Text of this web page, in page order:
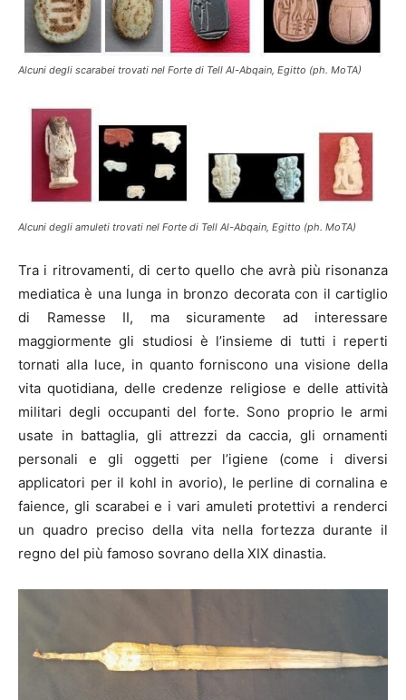
Alcuni degli scarabei trovati nel Forte di Tell Al-Abqain, Egitto (ph. MoTA)
Alcuni degli amuleti trovati nel Forte di Tell Al-Abqain, Egitto (ph. MoTA)
Tra i ritrovamenti, di certo quello che avrà più risonanza
mediatica è una lunga in bronzo decorata con il cartiglio
di Ramesse II, ma sicuramente ad interessare
maggiormente gli studiosi è l’insieme di tutti i reperti
tornati alla luce, in quanto forniscono una visione della
vita quotidiana, delle credenze religiose e delle attività
militari degli occupanti del forte. Sono proprio le armi
usate in battaglia, gli attrezzi da caccia, gli ornamenti
personali e gli oggetti per l’igiene (come i diversi
applicatori per il kohl in avorio), le perline di cornalina e
faience, gli scarabei e i vari amuleti protettivi a renderci
un quadro preciso della vita nella fortezza durante il
regno del più famoso sovrano della XIX dinastia.